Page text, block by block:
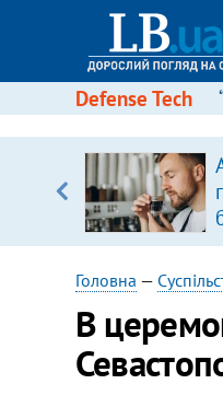
Defense Tech
Головна —
В